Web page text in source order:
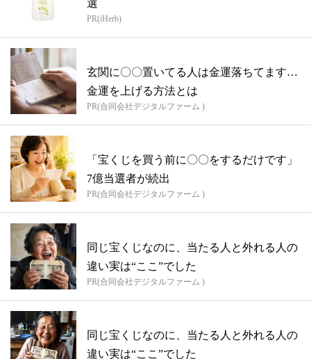
選
PR(iHerb)
玄関に〇〇置いてる人は金運落ちてます…
金運を上げる方法とは
PR(合同会社デジタルファーム )
「宝くじを買う前に〇〇をするだけです」
7億当選者が続出
PR(合同会社デジタルファーム )
同じ宝くじなのに、当たる人と外れる人の
違い実は“ここ”でした
PR(合同会社デジタルファーム )
同じ宝くじなのに、当たる人と外れる人の
違い実は“ここ”でした